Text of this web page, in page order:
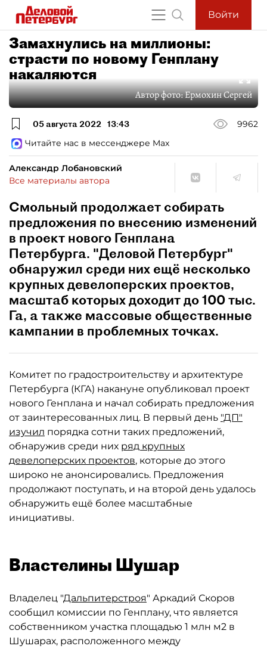
Войти
Замахнулись на миллионы:
страсти по новому Генплану
накаляются
Автор фото:Ермохин Сергей
05 августа 2022 13:43
9962
Читайте нас в мессенджере Max
Александр Лобановский
Все материалы автора
Смольный продолжает собирать
предложения по внесению изменений
в проект нового Генплана
Петербурга. "Деловой Петербург"
обнаружил среди них ещё несколько
крупных девелоперских проектов,
масштаб которых доходит до 100 тыс.
Га, а также массовые общественные
кампании в проблемных точках.
Комитет по градостроительству и архитектуре
Петербурга (КГА) накануне опубликовал проект
нового Генплана и начал собирать предложения
от заинтересованных лиц. В первый день "ДП"
изучил порядка сотни таких предложений,
обнаружив среди них ряд крупных
девелоперских проектов, которые до этого
широко не анонсировались. Предложения
продолжают поступать, и на второй день удалось
обнаружить ещё более масштабные
инициативы.
Властелины Шушар
Владелец "Дальпитерстроя" Аркадий Скоров
сообщил комиссии по Генплану, что является
собственником участка площадью 1 млн м2 в
Шушарах, расположенного между